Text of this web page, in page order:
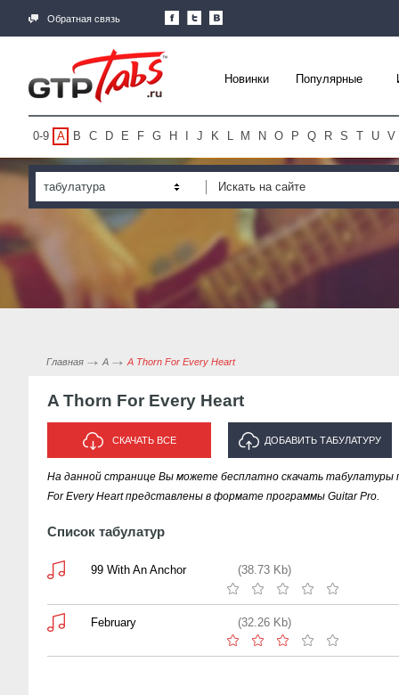
Обратная связь
Новинки Популярные
0-9 A B C D E F G H J K L M N O P Q R S T U V
табулатура
Главная A A Thorn For Every Heart
A Thorn For Every Heart
СКАЧАТЬ ВСЕ ДОБАВИТЬ ТАБУЛАТУРУ
ИСПОЛНИТЕЛЯ "A THORN FOR
На данной странице Вы можете бесплатно скачать табулатуры
For Every Heart представлены в формате программы Guitar Pro.
Список табулатур
99 With An Anchor (38.73 Kb)
February (32.26 Kb)